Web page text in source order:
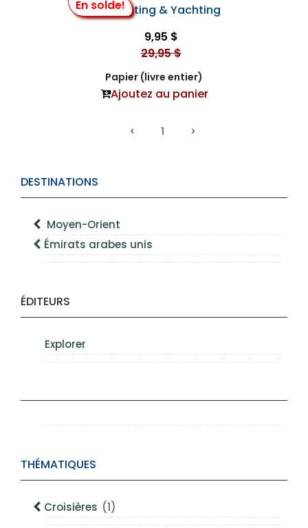
DESTINATIONS
Moyen-Orient
Émirats arabes unis
ÉDITEURS
Explorer
THÉMATIQUES
Croisières (1)
En solde!
Uae Boating & Yachting
9,95 $
29,95 $
Papier (livre entier)
Ajoutez au panier
1